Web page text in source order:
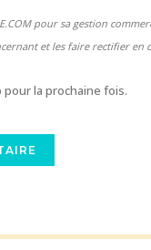
pour sa gestion
et les faire rectifier en
la prochaine fois.